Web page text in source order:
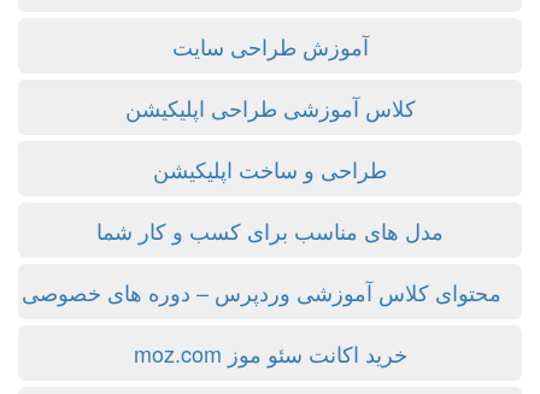
آموزش طراحی سایت
کلاس آموزشی طراحی اپلیکیشن
طراحی و ساخت اپلیکیشن
مدل های مناسب برای کسب و کار شما
کلاس آموزشی وردپرس – دوره های خصوصی
خرید اکانت سئو موز moz.com